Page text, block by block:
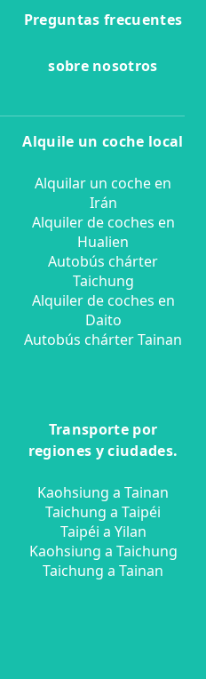
Preguntas frecuentes
sobre nosotros
Alquile un coche local
Alquilar un coche en
Irán
Alquiler de coches en
Hualien
Autobús chárter
Taichung
Alquiler de coches en
Daito
Autobús chárter Tainan
Transporte por
regiones y ciudades.
Kaohsiung a Tainan
Taichung a Taipéi
Taipéi a Yilan
Kaohsiung a Taichung
Taichung a Tainan